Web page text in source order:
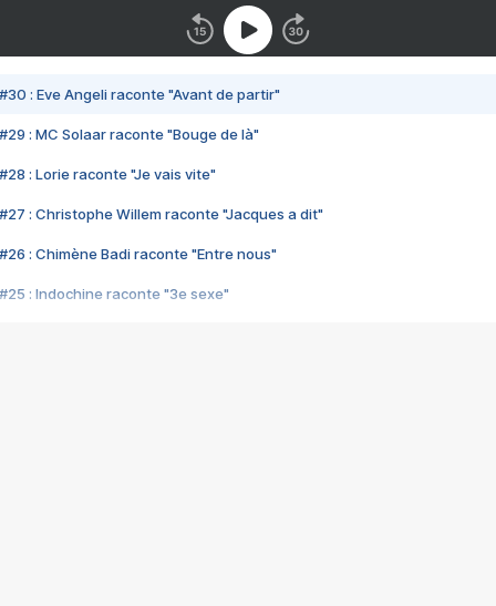
#30 : Eve Angeli raconte "Avant de partir"
#29 : MC Solaar raconte "Bouge de là"
#28 : Lorie raconte "Je vais vite"
#27 : Christophe Willem raconte "Jacques a dit"
#26 : Chimène Badi raconte "Entre nous"
#25 : Indochine raconte "3e sexe"